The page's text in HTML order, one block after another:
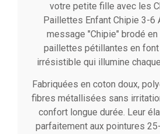
votre petite fille avec les
Paillettes Enfant Chipie 3-6
message "Chipie" brodé
paillettes pétillantes en
irrésistible qui illumine
Fabriquées en coton doux,
fibres métallisées sans
confort longue durée. Leur
parfaitement aux pointures